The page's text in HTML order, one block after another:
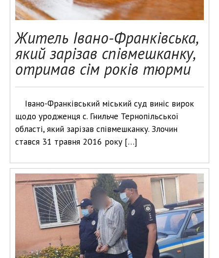
Житель Івано-Франківська,
який зарізав співмешканку,
отримав сім років тюрми
Івано-Франківський міський суд виніс вирок
щодо уродженця с. Гнильче Тернопільської
області, який зарізав співмешканку. Злочин
стався 31 травня 2016 року […]